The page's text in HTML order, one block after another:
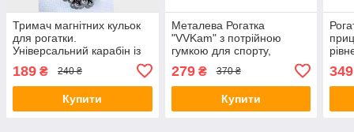
Тримач магнітних кульок
для рогатки.
Універсальний карабін із
189 ₴ 240 ₴
Купити
Металева Рогатка
"VVKam" з потрійною
гумкою для спорту,
279₴ 370 ₴
Купити
349